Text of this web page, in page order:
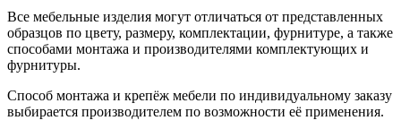
Все мебельные изделия могут отличаться от представленных
образцов по цвету, размеру, комплектации, фурнитуре, а также
способами монтажа и производителями комплектующих и
фурнитуры.
Способ монтажа и крепёж мебели по индивидуальному заказу
выбирается производителем по возможности её применения.